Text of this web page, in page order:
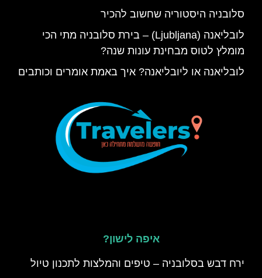
סלובניה היסטוריה שחשוב להכיר
לובליאנה (Ljubljana) – בירת סלובניה מתי הכי
מומלץ לטוס מבחינת עונות שנה?
לובליאנה או ליובליאנה? איך באמת אומרים וכותבים
איפה לישון?
ירח דבש בסלובניה – טיפים והמלצות לתכנון טיול